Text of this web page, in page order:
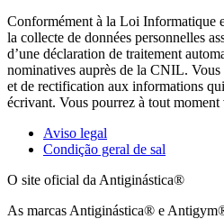
Conformément à la Loi Informatique
la collecte de données personnelles
d’une déclaration de traitement
nominatives auprès de la CNIL. Vous
et de rectification aux informations
écrivant. Vous pourrez à tout moment
Aviso legal
Condição geral de sal
O site oficial da Antiginástica®
As marcas Antiginástica® e